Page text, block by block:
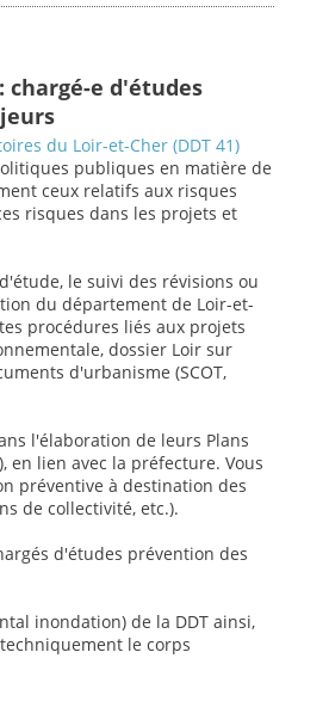
chargé-e d'études
du Loir-et-Cher (DDT 41)
publiques en matière de
ceux relatifs aux risques
risques dans les projets et
le suivi des révisions ou
du département de Loir-et-
procédures liés aux projets
dossier Loir sur
d'urbanisme (SCOT,
l'élaboration de leurs Plans
en lien avec la préfecture. Vous
préventive à destination des
de collectivité, etc.).
d'études prévention des
inondation) de la DDT ainsi,
le corps